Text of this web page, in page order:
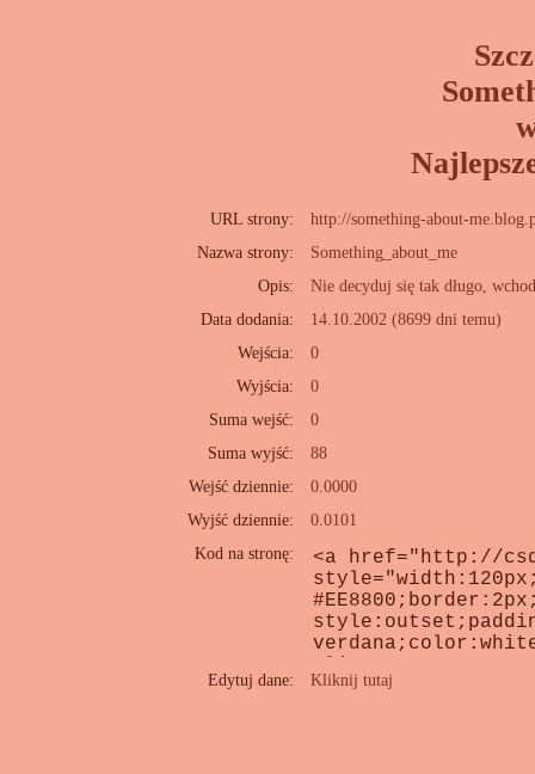
URL strony:
http://something-about-
Nazwa strony:
Something_about_me
Opis:
Nie decyduj się tak długo,
Data dodania:
14.10.2002 (8699 dni temu)
Wejścia:
0
Wyjścia:
0
Suma wejść:
0
Suma wyjść:
88
Wejść dziennie:
0.0000
Wyjść dziennie:
0.0101
Kod na stronę:
Edytuj dane: Kliknij tutaj